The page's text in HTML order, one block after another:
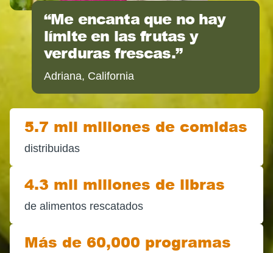
Me encanta que no hay
límite en las frutas y
verduras frescas.
Adriana, California
5.7 mil millones de comidas
distribuidas
4.3 mil millones de libras
de alimentos rescatados
Más de 60,000 programas